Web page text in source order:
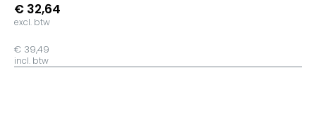
€ 32,64
excl. btw
€ 39,49
incl. btw